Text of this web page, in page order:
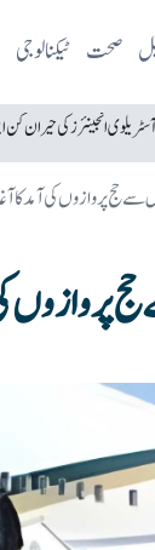
صحت ٹیکنالوجی